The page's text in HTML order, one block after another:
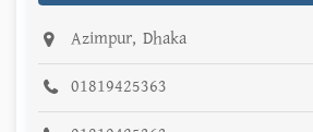
Azimpur, Dhaka
01819425363